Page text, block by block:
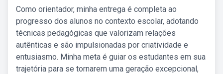
Como orientador, minha entrega é completa ao
progresso dos alunos no contexto escolar, adotando
técnicas pedagógicas que valorizam relações
autênticas e são impulsionadas por criatividade e
entusiasmo. Minha meta é guiar os estudantes em sua
trajetória para se tornarem uma geração excepcional,